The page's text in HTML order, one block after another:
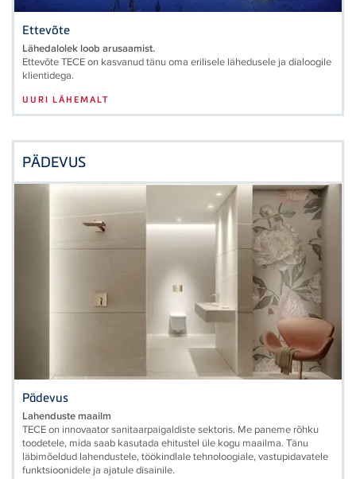
Ettevõte
Lähedalolek loob arusaamist.
Ettevõte TECE on kasvanud tänu oma erilisele lähedusele ja dialoogile
klientidega.
UURI LÄHEMALT
PÄDEVUS
Pädevus
Lahenduste maailm
TECE on innovaator sanitaarpaigaldiste sektoris. Me paneme rõhku
toodetele, mida saab kasutada ehitustel üle kogu maailma. Tänu
läbimõeldud lahendustele, töökindlale tehnoloogiale, vastupidavatele
funktsioonidele ja ajatule disainile.